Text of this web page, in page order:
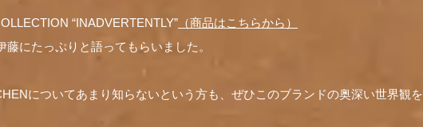
“INADVERTENTLY” （商品はこちらから）
にたっぷりと語ってもらいました。
についてあまり知らないという方も、ぜひこのブランドの奥深い世界観を